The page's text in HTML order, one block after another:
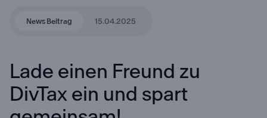
News Beitrag 15.04.2025
Lade einen Freund zu
DivTax ein und spart